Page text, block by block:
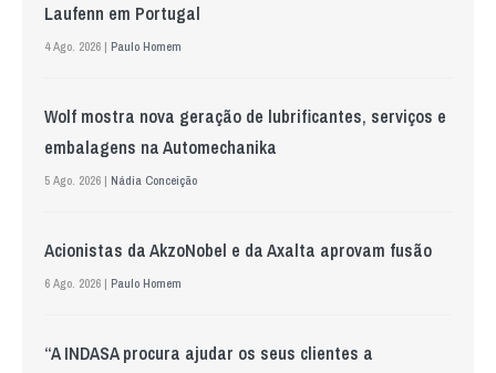
Laufenn em Portugal
4 Ago. 2026 | Paulo Homem
Wolf mostra nova geração de lubrificantes, serviços e
embalagens na Automechanika
5 Ago. 2026 | Nádia Conceição
Acionistas da AkzoNobel e da Axalta aprovam fusão
6 Ago. 2026 | Paulo Homem
“A INDASA procura ajudar os seus clientes a